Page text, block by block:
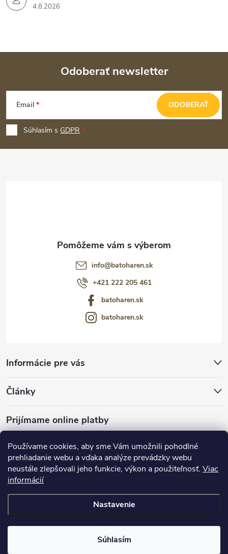
Používame cookies, aby sme Vám umožnili pohodlné
prehliadanie webu a vďaka analýze prevádzky webu
neustále zlepšovali jeho funkcie, výkon a použiteľnosť. Viac
informácií
Nastavenie
Súhlasím
4.8.2026
Z
p
ä
Odoberať newsletter
Email
Súhlasím s GDPR
ODOBERAŤ
Informácie pre vás
Články
Prijímame online platby
info@batoharen.sk
+421 222 205 461
batoharen.sk
batoharen.sk
nastavenie cookies